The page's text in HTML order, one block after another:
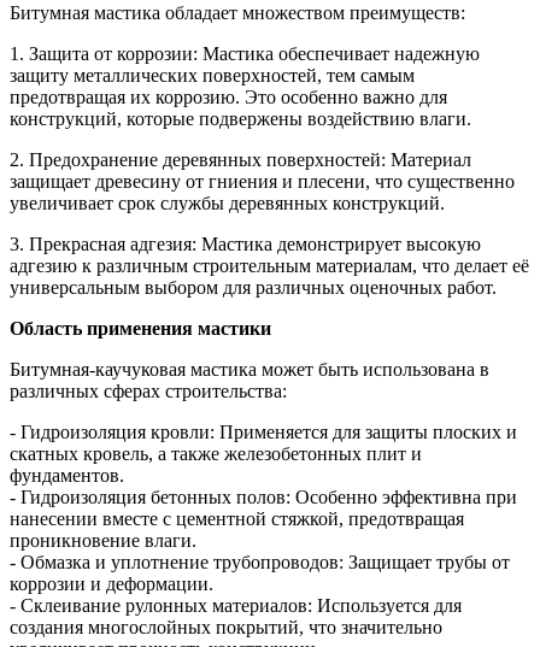
Битумная мастика обладает множеством преимуществ:
1. Защита от коррозии: Мастика обеспечивает надежную
защиту металлических поверхностей, тем самым
предотвращая их коррозию. Это особенно важно для
конструкций, которые подвержены воздействию влаги.
2. Предохранение деревянных поверхностей: Материал
защищает древесину от гниения и плесени, что существенно
увеличивает срок службы деревянных конструкций.
3. Прекрасная адгезия: Мастика демонстрирует высокую
адгезию к различным строительным материалам, что делает её
универсальным выбором для различных оценочных работ.
Область применения мастики
Битумная-каучуковая мастика может быть использована в
различных сферах строительства:
- Гидроизоляция кровли: Применяется для защиты плоских и
скатных кровель, а также железобетонных плит и
фундаментов.
- Гидроизоляция бетонных полов: Особенно эффективна при
нанесении вместе с цементной стяжкой, предотвращая
проникновение влаги.
- Обмазка и уплотнение трубопроводов: Защищает трубы от
коррозии и деформации.
- Склеивание рулонных материалов: Используется для
создания многослойных покрытий, что значительно